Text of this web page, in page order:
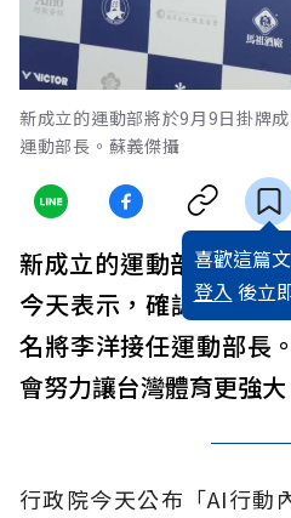
新成立的運動部將於9月9日掛牌
運動部長。蘇義傑攝
喜歡這篇
登入 後立
新成立的運動部將於9
今天表示，確認將由奧
名將李洋接任運動部長
會努力讓台灣體育更強大
行政院今天公布「AI行動